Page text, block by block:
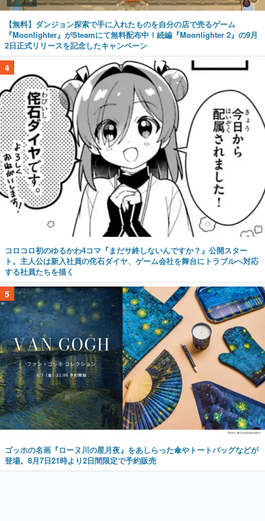
【無料】ダンジョン探索で手に入れたものを自分の店で売るゲーム
『Moonlighter』がSteamにて無料配布中！続編『Moonlighter 2』の9月
2日正式リリースを記念したキャンペーン
4
コロコロ初のゆるかわ4コマ『まだサ終しないんですか？』公開スター
ト。主人公は新入社員の侘石ダイヤ、ゲーム会社を舞台にトラブルへ対応
する社員たちを描く
5
ゴッホの名画『ローヌ川の星月夜』をあしらった傘やトートバッグなどが
登場。8月7日21時より2日間限定で予約販売